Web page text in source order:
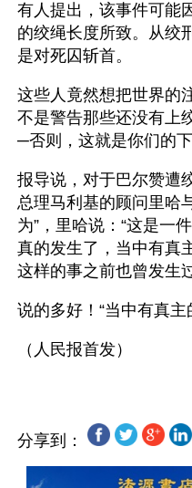
有人提出，该事件可能
的绞绳长度所致。从绞
是对死囚斩首。
这些人竟然想把世界的
不是警告那些还没有上
─否则，这就是你们的下
报导说，对于巴尔赞遭
总理马利基的顾问里哈
为”，里哈说：“这是一
真的发生了，当中有真
这样的事之前也曾发生
说的多好！“当中有真主
分享到：